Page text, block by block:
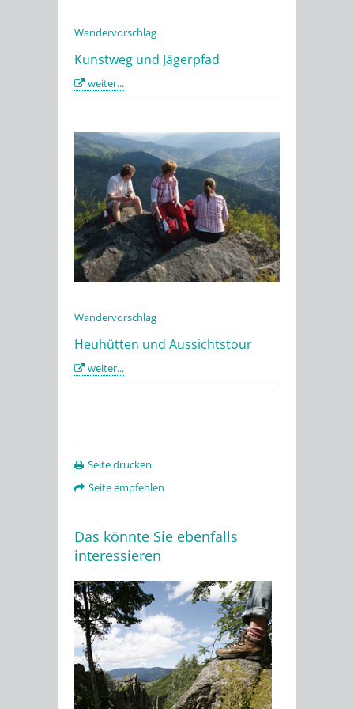
Wandervorschlag
Kunstweg und Jägerpfad
weiter...
Wandervorschlag
Heuhütten und Aussichtstour
weiter...
Seite drucken
Seite empfehlen
Das könnte Sie ebenfalls
interessieren